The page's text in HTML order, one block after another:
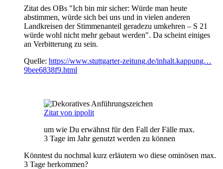
Zitat des OBs "Ich bin mir sicher: Würde man heute
abstimmen, würde sich bei uns und in vielen anderen
Landkreisen der Stimmenanteil geradezu umkehren – S 21
würde wohl nicht mehr gebaut werden". Da scheint einiges
an Verbitterung zu sein.
Quelle: https://www.stuttgarter-zeitung.de/inhalt.kappung…
9bee6838f9.html
Zitat von ippolit
um wie Du erwähnst für den Fall der Fälle max.
3 Tage im Jahr genutzt werden zu können
Könntest du nochmal kurz erläutern wo diese ominösen max.
3 Tage herkommen?